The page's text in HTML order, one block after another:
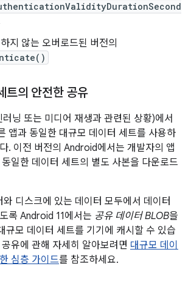
지 않는 오버로드된 버전의
트의 안전한 공유
닝 또는 미디어 재생과 관련된 상황)에서
앱과 동일한 대규모 데이터 세트를 사용하
. 이전 버전의 Android에서는 개발자의 앱
일한 데이터 세트의 별도 사본을 다운로드
디스크에 있는 데이터 모두에서 데이터
록 Android 11에서는 공유 데이터 BLOB을
규모 데이터 세트를 기기에 캐시할 수 있습
유에 관해 자세히 알아보려면 대규모 데이
심층 가이드를 참조하세요.